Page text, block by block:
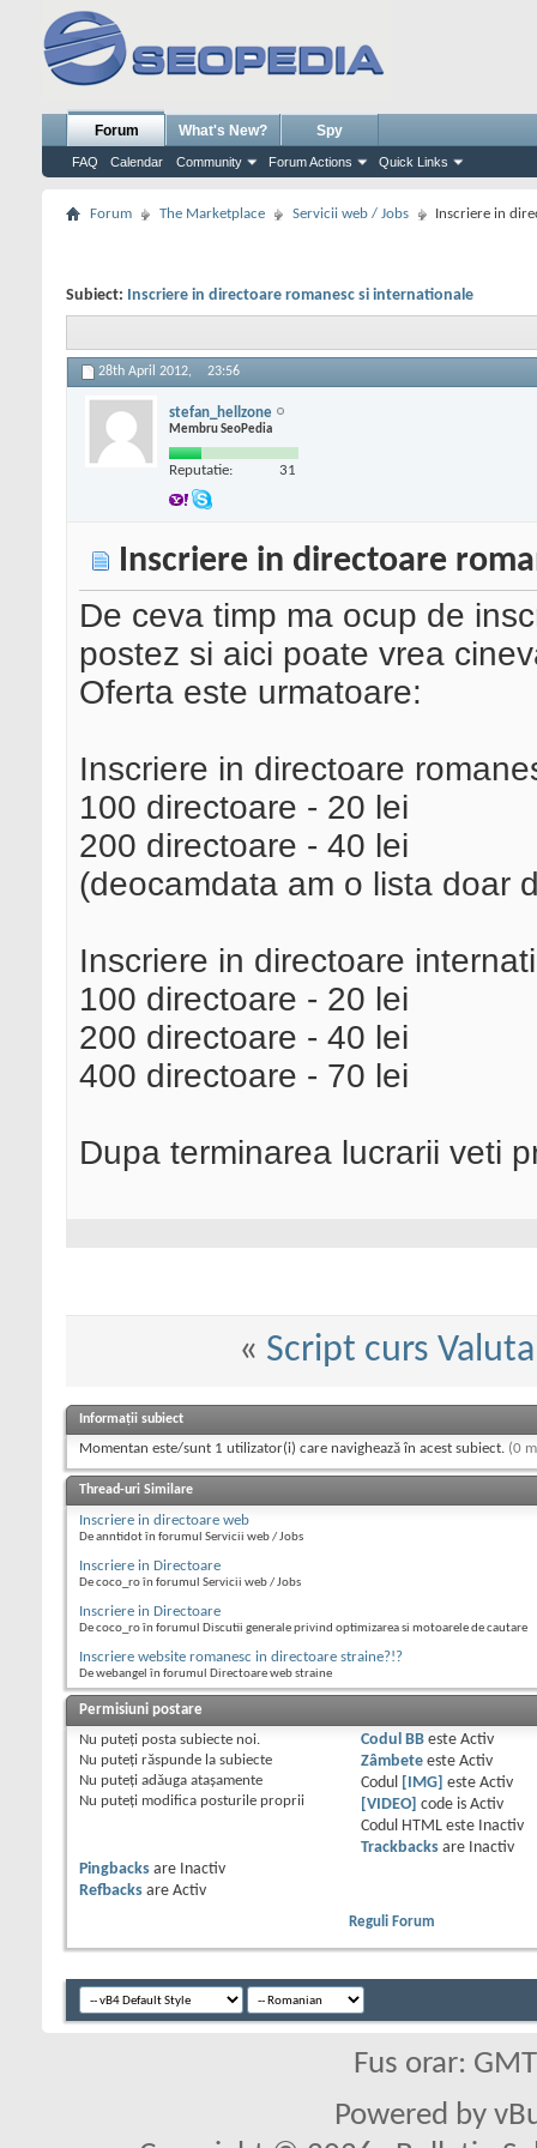
Forum
FAQ Calendar Community Forum Actions Quick Links
What's New? Spy
Forum The Marketplace Servicii web / Jobs Inscriere in
Subiect: Inscriere in directoare romanesc si internationale
28th April 2012, 23:56
stefan_hellzone
Membru SeoPedia
Reputatie: 31
Inscriere in directoare
De ceva timp ma ocup de
postez si aici poate vrea
Oferta este urmatoare:
Inscriere in directoare
100 directoare - 20 lei
200 directoare - 40 lei
(deocamdata am o lista doar
Inscriere in directoare
100 directoare - 20 lei
200 directoare - 40 lei
400 directoare - 70 lei
Dupa terminarea lucrarii veti
« Script curs
Informații subiect
Momentan este/sunt 1 utilizator(i) care navighează în acest subiect. (0
Thread-uri Similare
Inscriere in directoare web
De anntidot în forumul Servicii web / Jobs
Inscriere in Directoare
De coco_ro în forumul Servicii web / Jobs
Inscriere in Directoare
De coco_ro în forumul Discutii generale privind optimizarea si motoarele de cautare
Inscriere website romanesc in directoare straine?!?
De webangel în forumul Directoare web straine
Permisiuni postare
Nu puteţi posta subiecte noi.
Nu puteţi răspunde la subiecte
Nu puteţi adăuga ataşamente
Nu puteţi modifica posturile proprii
Codul BBeste Activ
Zâmbeteeste Activ
Codul
[IMG] este Activ
[VIDEO]
code is Activ
Codul HTML este
Inactiv
Trackbacksare
Inactiv
Pingbacks are
Inactiv
Refbacks are Activ
Reguli Forum
Fus orar:
Powered by